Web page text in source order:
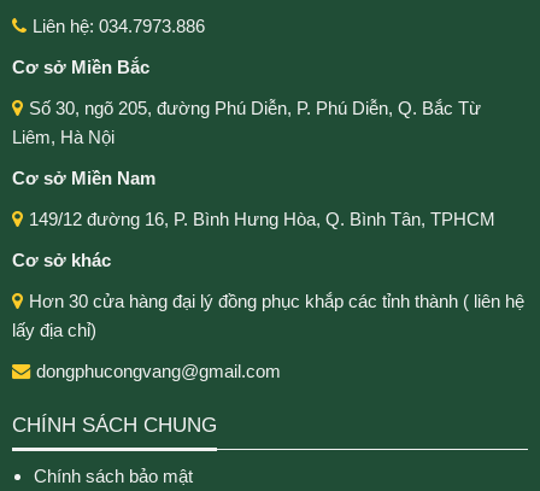
Liên hệ: 034.7973.886
Cơ sở Miền Bắc
Số 30, ngõ 205, đường Phú Diễn, P. Phú Diễn, Q. Bắc Từ
Liêm, Hà Nội
Cơ sở Miền Nam
149/12 đường 16, P. Bình Hưng Hòa, Q. Bình Tân, TPHCM
Cơ sở khác
Hơn 30 cửa hàng đại lý đồng phục khắp các tỉnh thành ( liên hệ
lấy địa chỉ)
dongphucongvang@gmail.com
CHÍNH SÁCH CHUNG
Chính sách bảo mật